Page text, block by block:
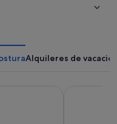
Alquileres de